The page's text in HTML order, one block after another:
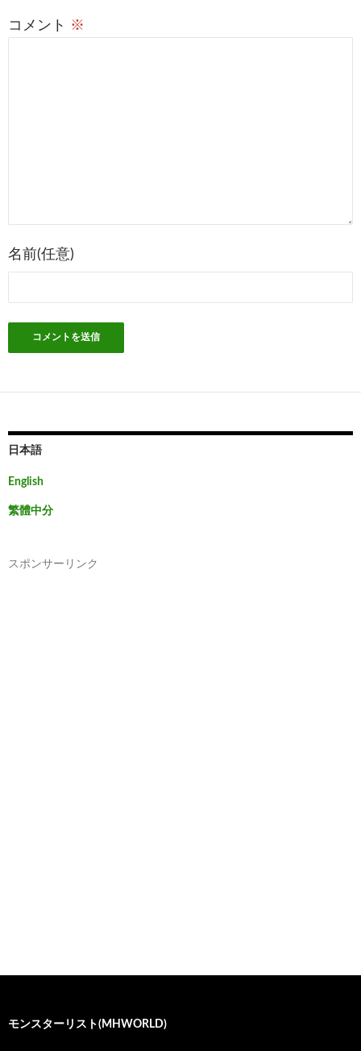
稿
コメント ※
名前(任意)
日本語
English
繁體中分
スポンサーリンク
モンスターリスト(MHWORLD)